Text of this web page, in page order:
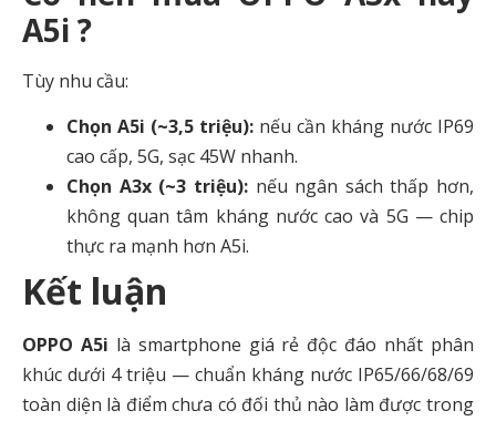
A5i ?
Tùy nhu cầu:
Chọn A5i (~3,5 triệu): nếu cần kháng nước IP69
cao cấp, 5G, sạc 45W nhanh.
Chọn A3x (~3 triệu):nếu ngân sách thấp hơn,
không quan tâm kháng nước cao và 5G — chip
thực ra mạnh hơn A5i.
Kết luận
OPPO A5i là smartphone giá rẻ độc đáo nhất phân
khúc dưới 4 triệu — chuẩn kháng nước IP65/66/68/69
toàn diện là điểm chưa có đối thủ nào làm được trong